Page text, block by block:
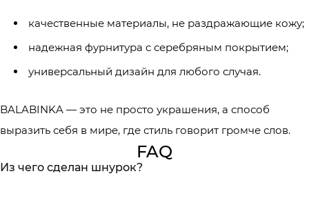
качественные материалы, не раздражающие кожу;
надежная фурнитура с серебряным покрытием;
универсальный дизайн для любого случая.
BALABINKA — это не просто украшения, а способ
выразить себя в мире, где стиль говорит громче слов.
FAQ
Из чего сделан шнурок?